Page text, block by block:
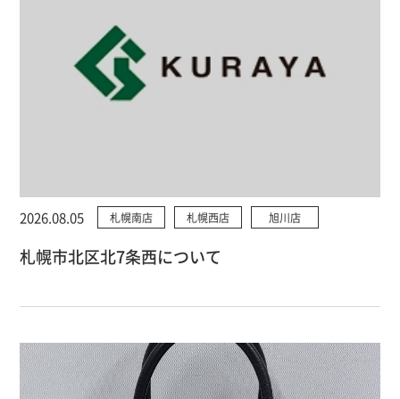
2026.08.05 札幌南店 札幌西店 旭川店
札幌市北区北7条西について